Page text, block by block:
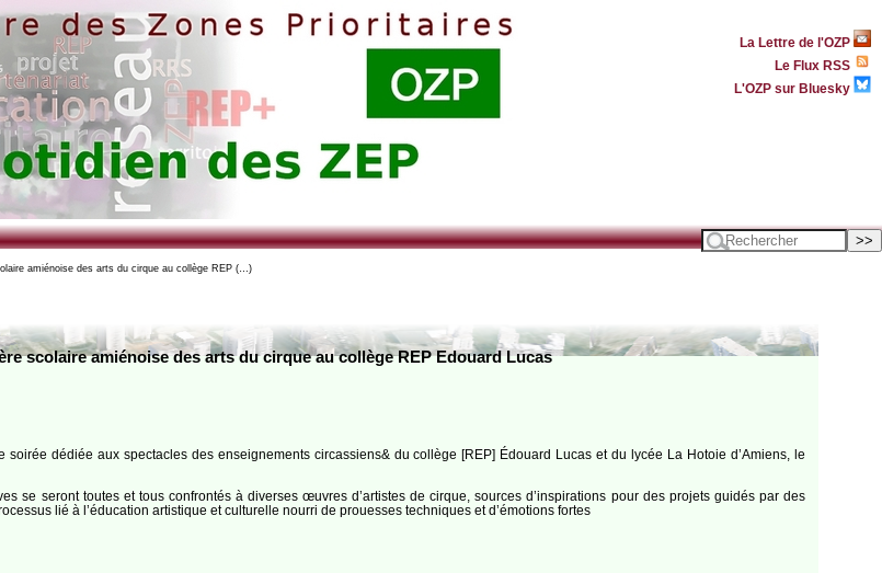
La Lettre de l'OZP
Le Flux RSS
L'OZP sur Bluesky
amiénoise des arts du cirque au collège REP (…)
scolaire amiénoise des arts du cirque au collège REP Edouard Lucas
soirée dédiée aux spectacles des enseignements circassiens& du collège [REP] Édouard Lucas et du lycée La Hotoie d’Amiens, le
se seront toutes et tous confrontés à diverses œuvres d’artistes de cirque, sources d’inspirations pour des projets guidés par des
lié à l’éducation artistique et culturelle nourri de prouesses techniques et d’émotions fortes